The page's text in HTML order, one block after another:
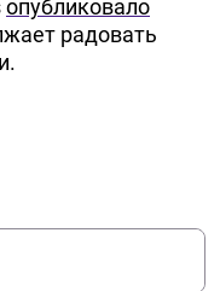
опубликовало
радовать